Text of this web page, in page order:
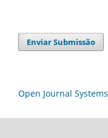
Enviar Submissão
Open Journal Systems